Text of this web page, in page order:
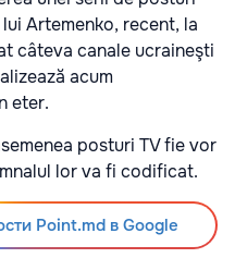
Artemenko, recent, la
câteva canale ucraineşti
acum
eter.
posturi TV fie vor
lor va fi codificat.
Point.md в Google